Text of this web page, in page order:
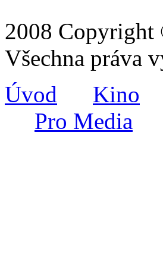
2008 Copyright
Všechna práva
Úvod
Kino
Pro Media